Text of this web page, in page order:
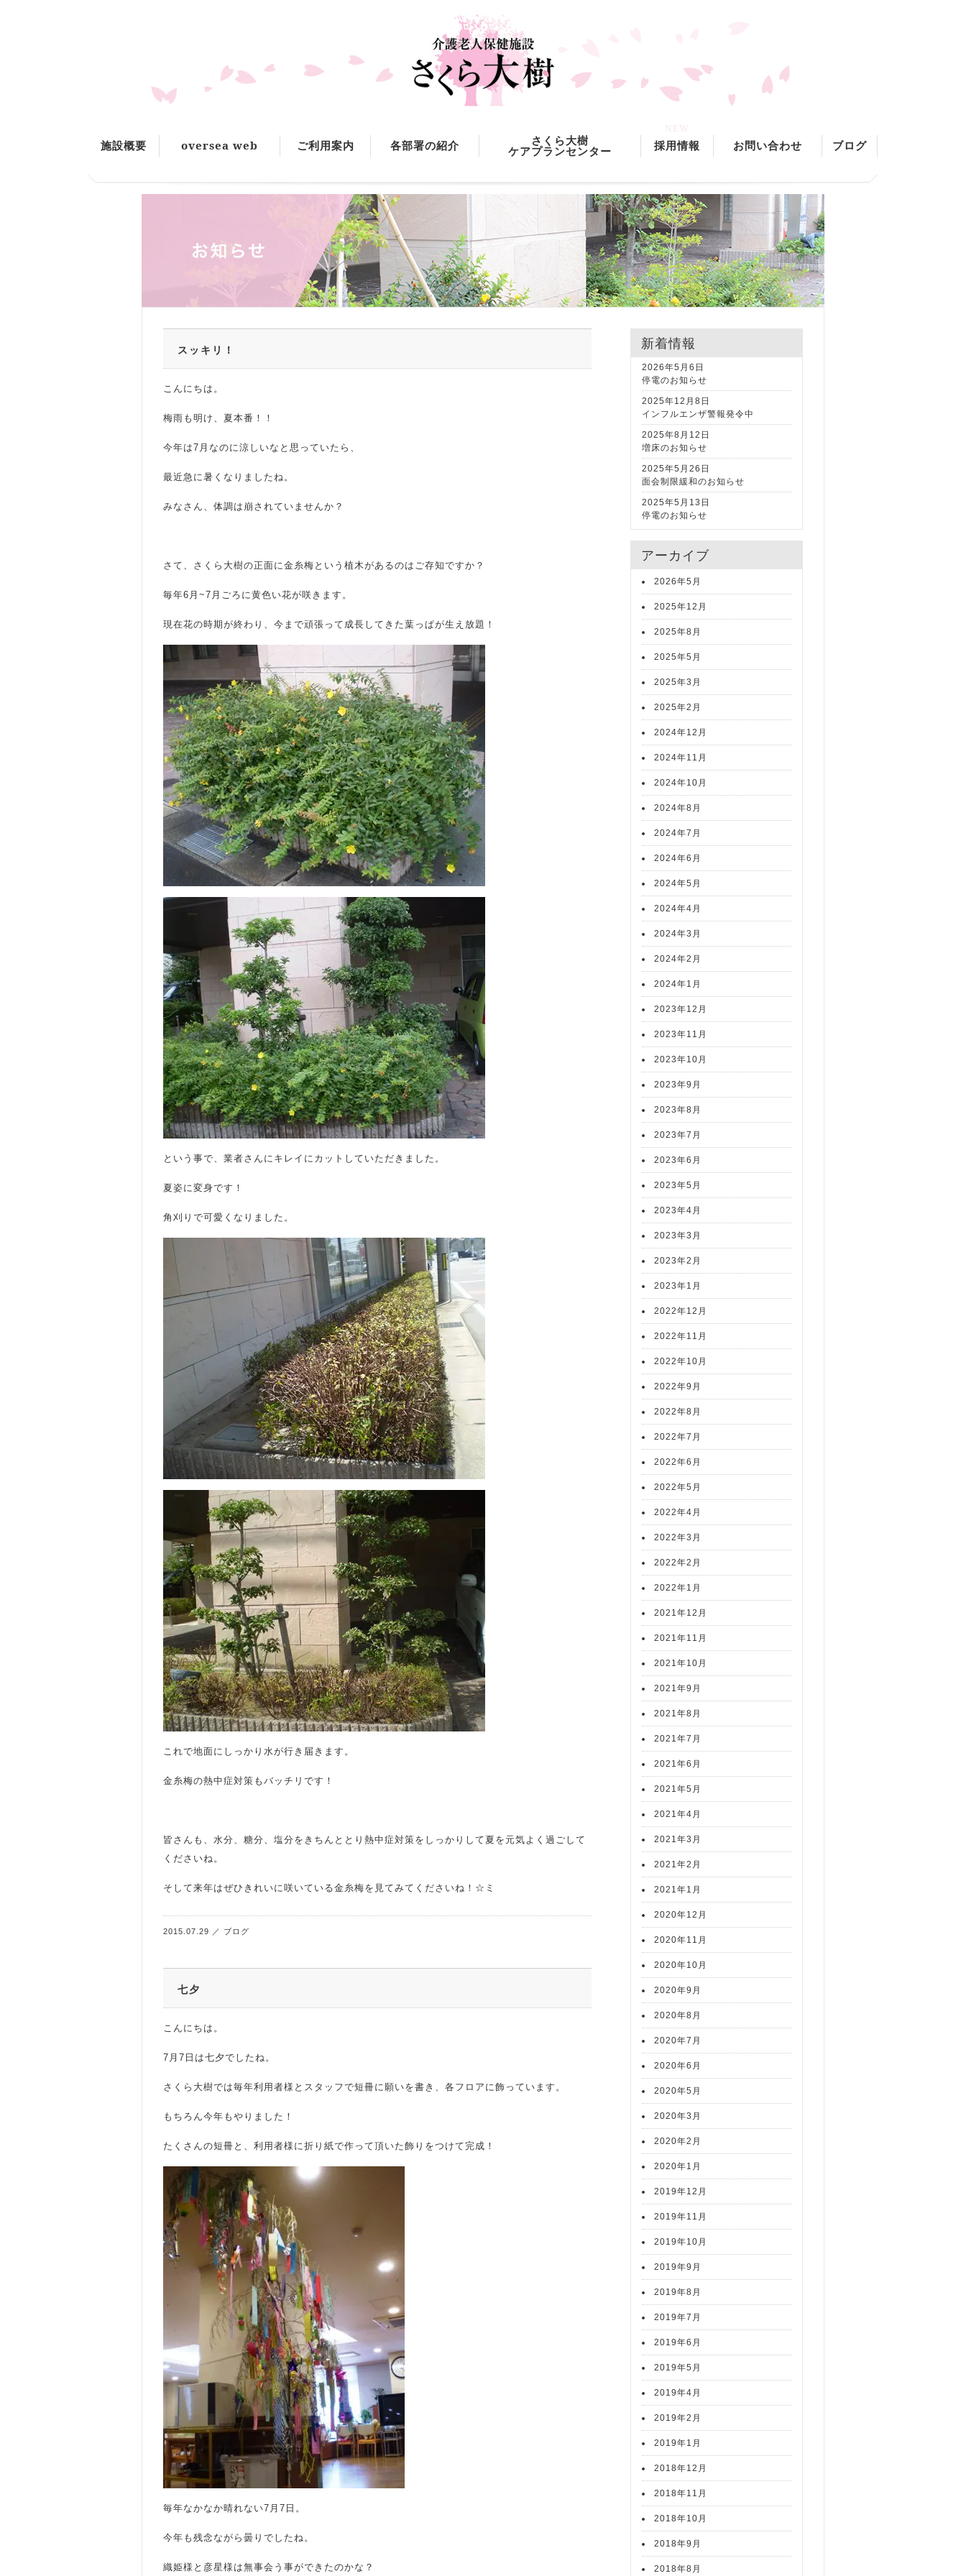
施設概要 oversea web ご利用案内 各部署の紹介 さくら大樹
ケアプランセンター 採用情報 お問い合わせ ブログ
スッキリ！
こんにちは。
梅雨も明け、夏本番！！
今年は7月なのに涼しいなと思っていたら、
最近急に暑くなりましたね。
みなさん、体調は崩されていませんか？
さて、さくら大樹の正面に金糸梅という植木があるのはご存知ですか？
毎年6月~7月ごろに黄色い花が咲きます。
現在花の時期が終わり、今まで頑張って成長してきた葉っぱが生え放題！
という事で、業者さんにキレイにカットしていただきました。
夏姿に変身です！
角刈りで可愛くなりました。
これで地面にしっかり水が行き届きます。
金糸梅の熱中症対策もバッチリです！
皆さんも、水分、糖分、塩分をきちんととり熱中症対策をしっかりして夏を元気よく過ごして
くださいね。
そして来年はぜひきれいに咲いている金糸梅を見てみてくださいね！☆ミ
2015.07.29 ／ ブログ
七夕
こんにちは。
7月7日は七夕でしたね。
さくら大樹では毎年利用者様とスタッフで短冊に願いを書き、各フロアに飾っています。
もちろん今年もやりました！
たくさんの短冊と、利用者様に折り紙で作って頂いた飾りをつけて完成！
毎年なかなか晴れない7月7日。
今年も残念ながら曇りでしたね。
織姫様と彦星様は無事会う事ができたのかな？
新着情報
2026年5月6日
停電のお知らせ
2025年12月8日
インフルエンザ警報発令中
2025年8月12日
増床のお知らせ
2025年5月26日
面会制限緩和のお知らせ
2025年5月13日
停電のお知らせ
アーカイブ
2026年5月
2025年12月
2025年8月
2025年5月
2025年3月
2025年2月
2024年12月
2024年11月
2024年10月
2024年8月
2024年7月
2024年6月
2024年5月
2024年4月
2024年3月
2024年2月
2024年1月
2023年12月
2023年11月
2023年10月
2023年9月
2023年8月
2023年7月
2023年6月
2023年5月
2023年4月
2023年3月
2023年2月
2023年1月
2022年12月
2022年11月
2022年10月
2022年9月
2022年8月
2022年7月
2022年6月
2022年5月
2022年4月
2022年3月
2022年2月
2022年1月
2021年12月
2021年11月
2021年10月
2021年9月
2021年8月
2021年7月
2021年6月
2021年5月
2021年4月
2021年3月
2021年2月
2021年1月
2020年12月
2020年11月
2020年10月
2020年9月
2020年8月
2020年7月
2020年6月
2020年5月
2020年3月
2020年2月
2020年1月
2019年12月
2019年11月
2019年10月
2019年9月
2019年8月
2019年7月
2019年6月
2019年5月
2019年4月
2019年2月
2019年1月
2018年12月
2018年11月
2018年10月
2018年9月
2018年8月